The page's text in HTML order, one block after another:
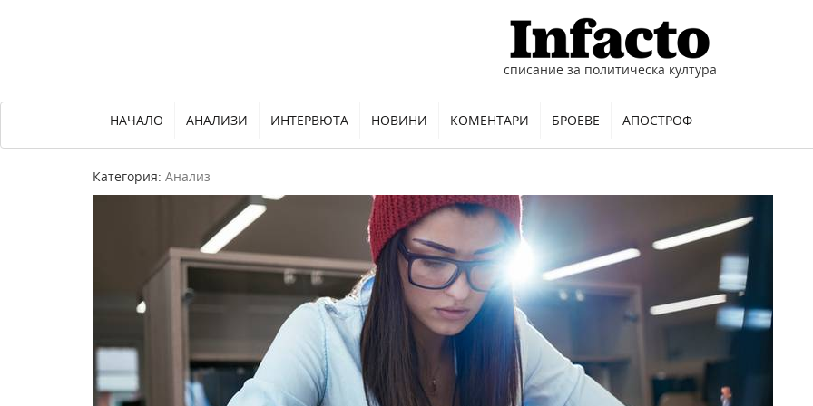
списание за политическа култура
НАЧАЛО АНАЛИЗИ ИНТЕРВЮТА НОВИНИ КОМЕНТАРИ БРОЕВЕ АПОСТРОФ
Категория: Анализ